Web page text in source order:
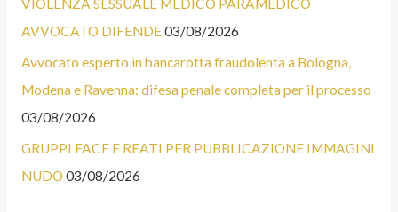
VIOLENZA SESSUALE MEDICO PARAMEDICO
AVVOCATO DIFENDE03/08/2026
Avvocato esperto in bancarotta fraudolenta a Bologna,
Modena e Ravenna: difesa penale completa per il processo
03/08/2026
GRUPPI FACE E REATI PER PUBBLICAZIONE IMMAGINI
NUDO 03/08/2026
T
E
G
O
R
I
E